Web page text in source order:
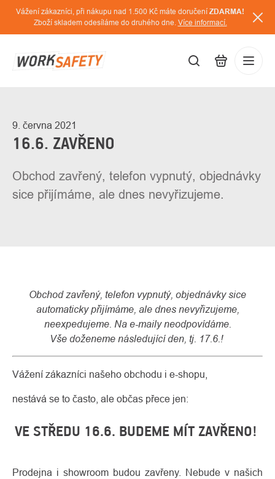
Přejít
obsah
Vážení zákazníci, při nákupu nad 1.500 Kč máte doručení ZDARMA!
Zboží skladem odesíláme do druhého dne. Více informací.
O
9. června 2021
16.6. ZAVŘENO
Obchod zavřený, telefon vypnutý, objednávky
sice přijímáme, ale dnes nevyřizujeme.
Obchod zavřený, telefon vypnutý, objednávky sice
automaticky přijímáme, ale dnes nevyřizujeme,
neexpedujeme. Na e-maily neodpovídáme.
Vše doženeme následující den, tj. 17.6.!
Vážení zákazníci našeho obchodu i e-shopu,
nestává se to často, ale občas přece jen:
VE STŘEDU 16.6. BUDEME MÍT ZAVŘENO!
Prodejna i showroom budou zavřeny. Nebude v našich